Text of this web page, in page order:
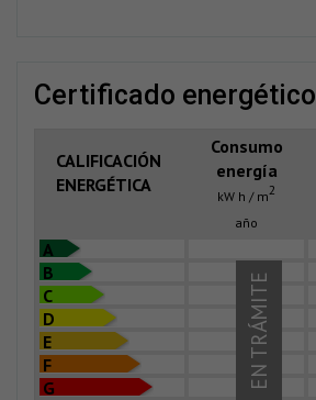
certificado energético
CALIFICACIÓN
ENERGÉTICA
Consumo
energía
kW h / m2
año
A
B
C
D
E
F
G
EN TRÁMITE